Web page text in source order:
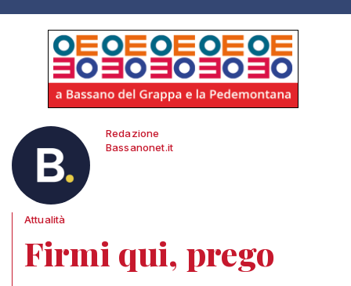
Redazione
Bassanonet.it
Attualità
Firmi qui, prego